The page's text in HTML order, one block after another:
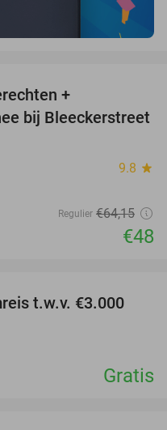
+
bij Bleeckerstreet
9.8 star
Regulier €64,15
€48
t.w.v. €3.000
Gratis